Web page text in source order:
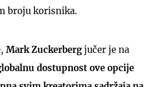
broju korisnika.
Mark Zuckerbergjučer je na
dostupnost ove opcije